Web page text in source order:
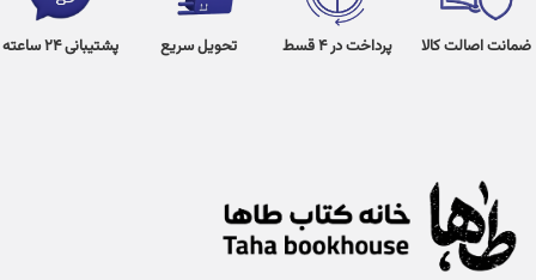
ضمانت اصالت کالا پرداخت در 4 قسط تحویل سریع پشتیبانی 24 ساعته